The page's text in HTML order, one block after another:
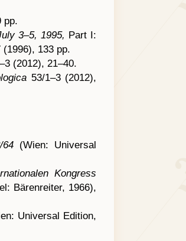
pp.
3–5, 1995, Part I:
133 pp.
(2012), 21–40.
53/1–3 (2012),
64 (Wien: Universal
Kongress
Bärenreiter, 1966),
Universal Edition,